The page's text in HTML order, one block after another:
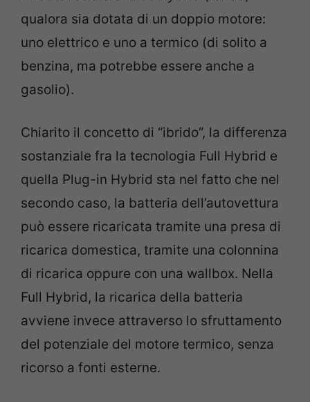
qualora sia dotata di un doppio motore:
uno elettrico e uno a termico (di solito a
benzina, ma potrebbe essere anche a
gasolio).
Chiarito il concetto di “ibrido”, la differenza
sostanziale fra la tecnologia Full Hybrid e
quella Plug-in Hybrid sta nel fatto che nel
secondo caso, la batteria dell’autovettura
può essere ricaricata tramite una presa di
ricarica domestica, tramite una colonnina
di ricarica oppure con una wallbox. Nella
Full Hybrid, la ricarica della batteria
avviene invece attraverso lo sfruttamento
del potenziale del motore termico, senza
ricorso a fonti esterne.